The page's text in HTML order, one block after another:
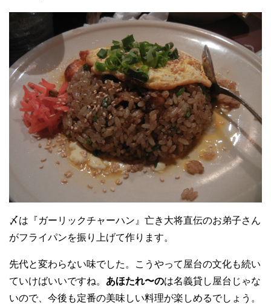
〆は『ガーリックチャーハン』亡き大将直伝のお弟子さん
がフライパンを振り上げて作ります。
先代と変わらない味でした。こうやって屋台の文化も続い
ていけばいいですね。 あほたれ〜のは名義貸し屋台じゃな
いので、今後も定番の美味しい料理が楽しめるでしょう。